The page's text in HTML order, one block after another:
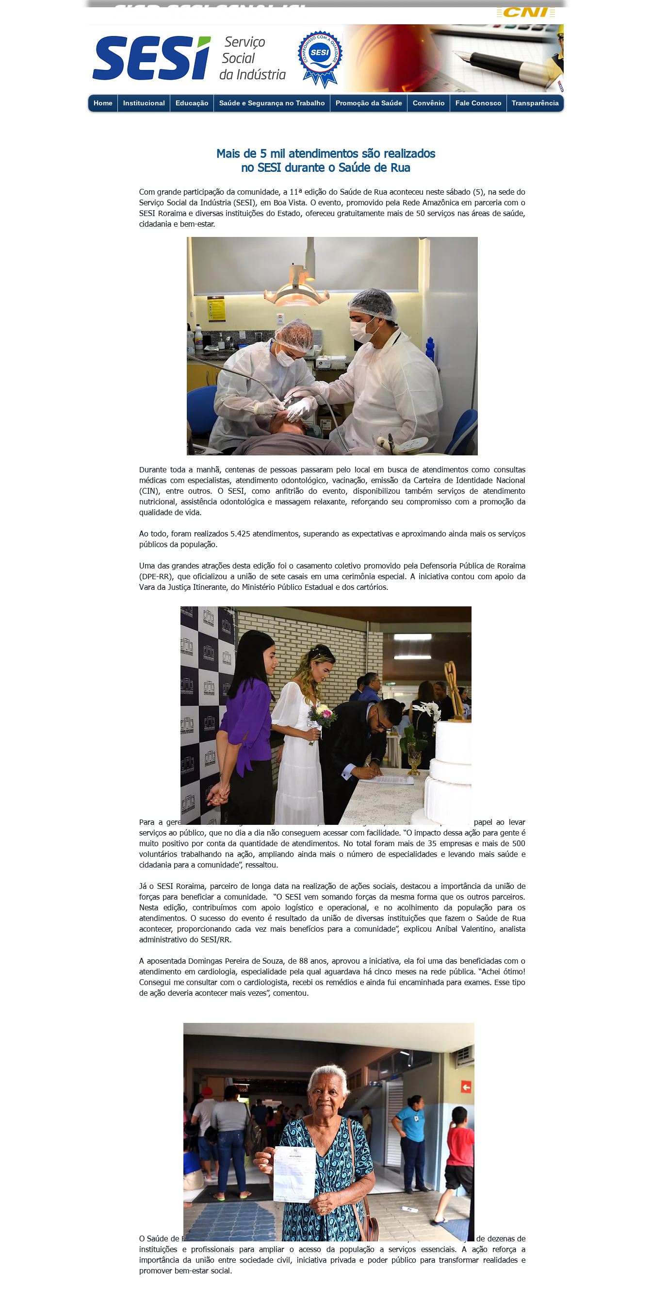
Home Institucional Educação Saúde e Segurança no Trabalho Promoção da Saúde Convênio Fale Conosco Transparência
Mais de 5 mil atendimentos são realizados
no SESI durante o Saúde de Rua
Com grande participação da comunidade, a 11ª edição do Saúde de Rua aconteceu neste sábado (5), na sede do
Serviço Social da Indústria (SESI), em Boa Vista. O evento, promovido pela Rede Amazônica em parceria com o
SESI Roraima e diversas instituições do Estado, ofereceu gratuitamente mais de 50 serviços nas áreas de saúde,
cidadania e bem-estar.
Durante toda a manhã, centenas de pessoas passaram pelo local em busca de atendimentos como consultas
médicas com especialistas, atendimento odontológico, vacinação, emissão da Carteira de Identidade Nacional
(CIN), entre outros. O SESI, como anfitrião do evento, disponibilizou também serviços de atendimento
nutricional, assistência odontológica e massagem relaxante, reforçando seu compromisso com a promoção da
qualidade de vida.
Ao todo, foram realizados 5.425 atendimentos, superando as expectativas e aproximando ainda mais os serviços
públicos da população.
Uma das grandes atrações desta edição foi o casamento coletivo promovido pela Defensoria Pública de Roraima
(DPE-RR), que oficializou a união de sete casais em uma cerimônia especial. A iniciativa contou com apoio da
Vara da Justiça Itinerante, do Ministério Público Estadual e dos cartórios.
Para a gerente de marketing da Rede Amazônica, Katiane Nogueira, o evento cumpriu seu papel ao levar
serviços ao público, que no dia a dia não conseguem acessar com facilidade. “O impacto dessa ação para gente é
muito positivo por conta da quantidade de atendimentos. No total foram mais de 35 empresas e mais de 500
voluntários trabalhando na ação, ampliando ainda mais o número de especialidades e levando mais saúde e
cidadania para a comunidade”, ressaltou.
Já o SESI Roraima, parceiro de longa data na realização de ações sociais, destacou a importância da união de
forças para beneficiar a comunidade. “O SESI vem somando forças da mesma forma que os outros parceiros.
Nesta edição, contribuímos com apoio logístico e operacional, e no acolhimento da população para os
atendimentos. O sucesso do evento é resultado da união de diversas instituições que fazem o Saúde de Rua
acontecer, proporcionando cada vez mais benefícios para a comunidade”, explicou Aníbal Valentino, analista
administrativo do SESI/RR.
A aposentada Domingas Pereira de Souza, de 88 anos, aprovou a iniciativa, ela foi uma das beneficiadas com o
atendimento em cardiologia, especialidade pela qual aguardava há cinco meses na rede pública. “Achei ótimo!
Consegui me consultar com o cardiologista, recebi os remédios e ainda fui encaminhada para exames. Esse tipo
de ação deveria acontecer mais vezes”, comentou.
O Saúde de Rua 2025 foi um verdadeiro mutirão de cidadania e solidariedade, reunindo esforços de dezenas de
instituições e profissionais para ampliar o acesso da população a serviços essenciais. A ação reforça a
importância da união entre sociedade civil, iniciativa privada e poder público para transformar realidades e
promover bem-estar social.